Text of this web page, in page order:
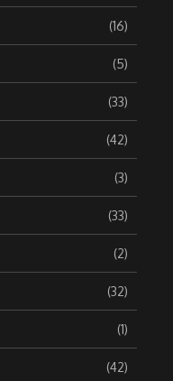
(16)
(5)
(33)
(42)
(3)
(33)
(2)
(32)
(1)
(42)